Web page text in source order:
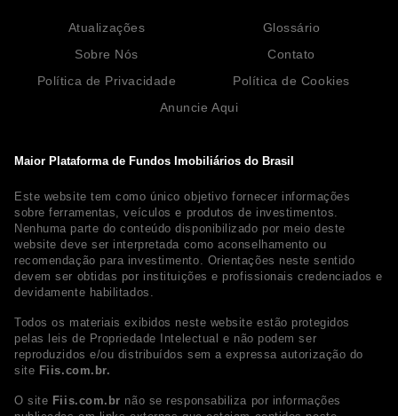
Maior Plataforma de Fundos Imobiliários do Brasil
Este website tem como único objetivo fornecer informações
sobre ferramentas, veículos e produtos de investimentos.
Nenhuma parte do conteúdo disponibilizado por meio deste
website deve ser interpretada como aconselhamento ou
recomendação para investimento. Orientações neste sentido
devem ser obtidas por instituições e profissionais credenciados e
devidamente habilitados.
Todos os materiais exibidos neste website estão protegidos
pelas leis de Propriedade Intelectual e não podem ser
reproduzidos e/ou distribuídos sem a expressa autorização do
site Fiis.com.br.
O site Fiis.com.br não se responsabiliza por informações
Atualizações
Glossário
Sobre Nós
Contato
Política de Privacidade
Política de Cookies
Anuncie Aqui